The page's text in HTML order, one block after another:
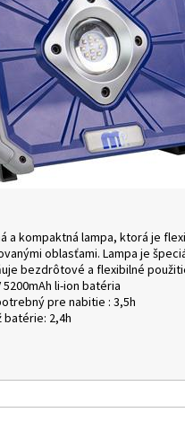
a kompaktná lampa, ktorá je
oblasťami. Lampa je
bezdrôtové a flexibilné
5200mAh li-ion batéria
pre nabitie : 3,5h
batérie: 2,4h